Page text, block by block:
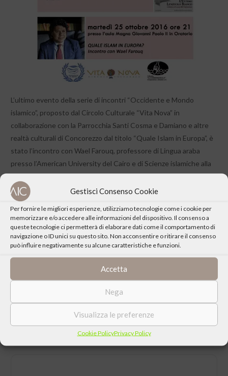
Gestisci Consenso Cookie
Per fornire le migliori esperienze, utilizziamo tecnologie come i cookie per
memorizzare e/o accedere alle informazioni del dispositivo. Il consenso a
queste tecnologie ci permetterà di elaborare dati come il comportamento di
navigazione o ID unici su questo sito. Non acconsentire o ritirare il consenso
può influire negativamente su alcune caratteristiche e funzioni.
Accetta
Nega
Visualizza le preferenze
Cookie PolicyPrivacy Policy
L’ultimo evento della serie di incontri “Occidente e Mondo
islamico”, proposto dal Circolo Culturale “Vita Nova” in
collaborazione con la Parrocchia Santi Cosma e Damiano e altre
realtà culturali di Concorezzo dal titolo “Quale Islam in Europa”, è
stato l’incontro con Wael Farouq, professore di Lingua araba
presso l’American University del Cairo e di Scienze islamiche alla
facoltà Copto-Cattolica di Sakakini di Il Cairo. Attualmente
insegna Lingua araba presso l’Università Cattolica di Milano